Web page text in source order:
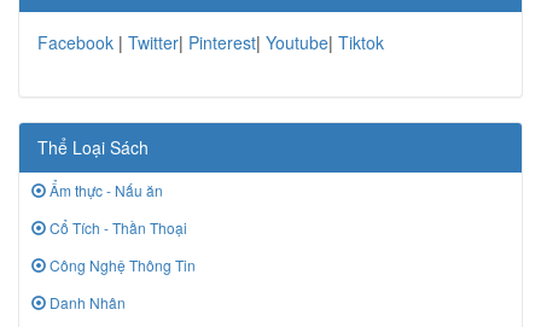
Facebook | Twitter| Pinterest| Youtube| Tiktok
Thể Loại Sách
Ẩm thực - Nấu ăn
Cổ Tích - Thần Thoại
Công Nghệ Thông Tin
Danh Nhân